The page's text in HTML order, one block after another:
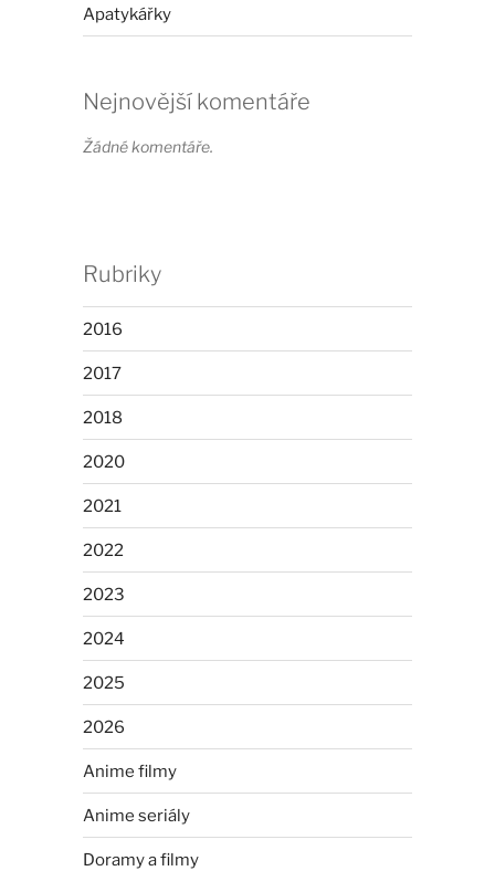
Apatykářky
Nejnovější komentáře
Žádné komentáře.
Rubriky
2016
2017
2018
2020
2021
2022
2023
2024
2025
2026
Anime filmy
Anime seriály
Doramy a filmy